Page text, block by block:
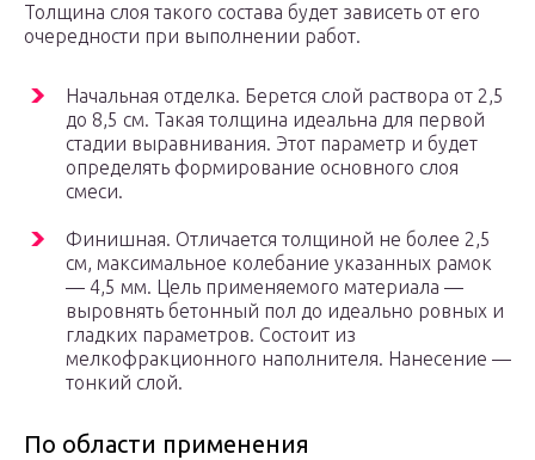
Толщина слоя такого состава будет зависеть от его
очередности при выполнении работ.
Начальная отделка. Берется слой раствора от 2,5
до 8,5 см. Такая толщина идеальна для первой
стадии выравнивания. Этот параметр и будет
определять формирование основного слоя
смеси.
Финишная. Отличается толщиной не более 2,5
см, максимальное колебание указанных рамок
— 4,5 мм. Цель применяемого материала —
выровнять бетонный пол до идеально ровных и
гладких параметров. Состоит из
мелкофракционного наполнителя. Нанесение —
тонкий слой.
По области применения